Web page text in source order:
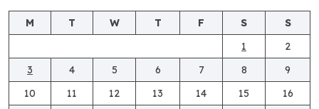
M T W T F S
S
1
2
3
4 5 6 7 8
9
10
11 12 13 14 15
16